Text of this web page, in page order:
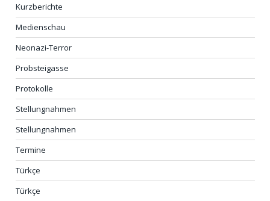
Kurzberichte
Medienschau
Neonazi-Terror
Probsteigasse
Protokolle
Stellungnahmen
Stellungnahmen
Termine
Türkçe
Türkçe